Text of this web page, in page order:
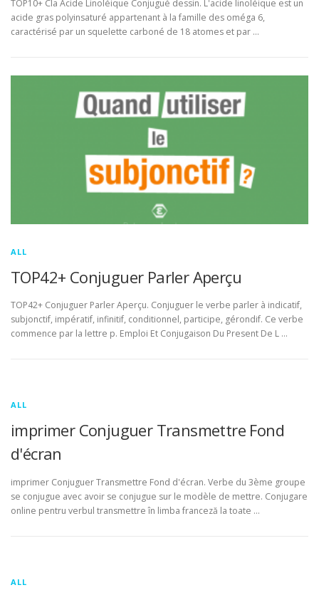
TOP10+ Cla Acide Linoléique Conjugué dessin. L'acide linoléique est un
acide gras polyinsaturé appartenant à la famille des oméga 6,
caractérisé par un squelette carboné de 18 atomes et par …
ALL
TOP42+ Conjuguer Parler Aperçu
TOP42+ Conjuguer Parler Aperçu. Conjuguer le verbe parler à indicatif,
subjonctif, impératif, infinitif, conditionnel, participe, gérondif. Ce verbe
commence par la lettre p. Emploi Et Conjugaison Du Present De L …
ALL
imprimer Conjuguer Transmettre Fond
d'écran
imprimer Conjuguer Transmettre Fond d'écran. Verbe du 3ème groupe
se conjugue avec avoir se conjugue sur le modèle de mettre. Conjugare
online pentru verbul transmettre în limba franceză la toate …
ALL